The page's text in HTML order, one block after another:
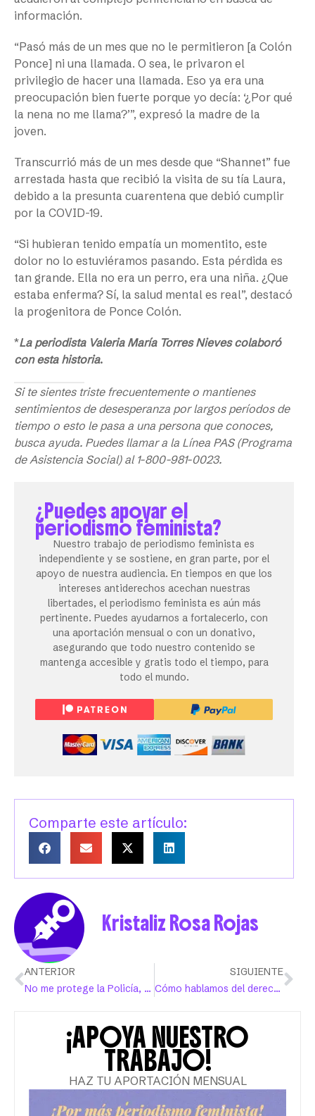
información.
“Pasó más de un mes que no le permitieron [a Colón
Ponce] ni una llamada. O sea, le privaron el
privilegio de hacer una llamada. Eso ya era una
preocupación bien fuerte porque yo decía: ‘¿Por qué
la nena no me llama?’”, expresó la madre de la
joven.
Transcurrió más de un mes desde que “Shannet” fue
arrestada hasta que recibió la visita de su tía Laura,
debido a la presunta cuarentena que debió cumplir
por la COVID-19.
“Si hubieran tenido empatía un momentito, este
dolor no lo estuviéramos pasando. Esta pérdida es
tan grande. Ella no era un perro, era una niña. ¿Que
estaba enferma? Sí, la salud mental es real”, destacó
la progenitora de Ponce Colón.
*La periodista Valeria María Torres Nieves colaboró
con esta historia.
Si te sientes triste frecuentemente o mantienes
sentimientos de desesperanza por largos períodos de
tiempo o esto le pasa a una persona que conoces,
busca ayuda. Puedes llamar a la Línea PAS (Programa
de Asistencia Social) al 1-800-981-0023.
¿Puedes apoyar el
periodismo feminista?
Nuestro trabajo de periodismo feminista es
independiente y se sostiene, en gran parte, por el
apoyo de nuestra audiencia. En tiempos en que los
intereses antiderechos acechan nuestras
libertades, el periodismo feminista es aún más
pertinente. Puedes ayudarnos a fortalecerlo, con
una aportación mensual o con un donativo,
asegurando que todo nuestro contenido se
mantenga accesible y gratis todo el tiempo, para
todo el mundo.
Comparte este artículo:
Kristaliz Rosa Rojas
ANTERIOR
No me protege la Policía, me protegen mis amigas
SIGUIENTE
Cómo hablamos del derecho al aborto desde el periodismo importa
¡APOYA NUESTRO
TRABAJO!
HAZ TU APORTACIÓN MENSUAL